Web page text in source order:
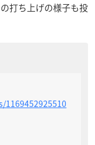
打ち上げの様子も投